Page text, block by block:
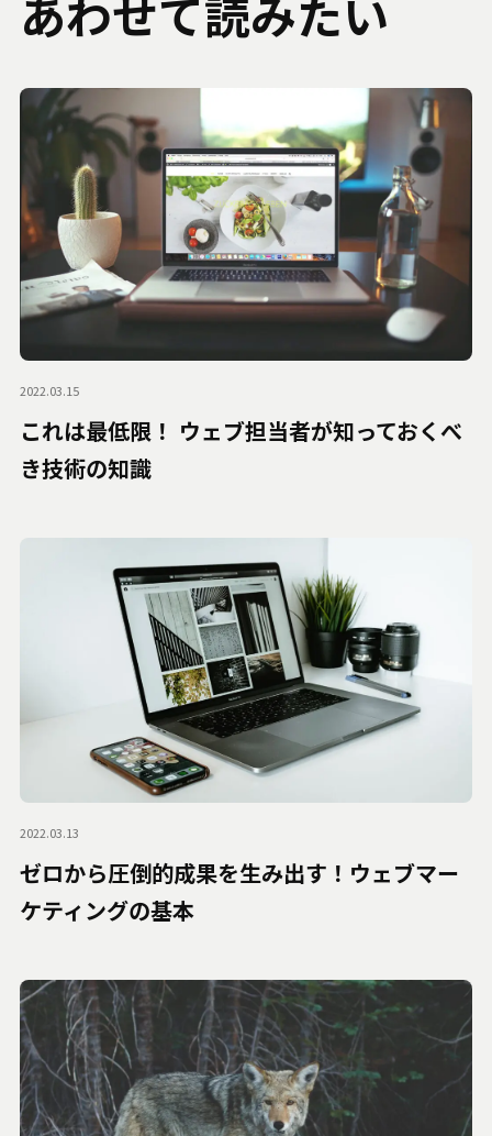
あわせて読みたい
2022.03.15
これは最低限！ ウェブ担当者が知っておくべ
き技術の知識
2022.03.13
ゼロから圧倒的成果を生み出す！ウェブマー
ケティングの基本